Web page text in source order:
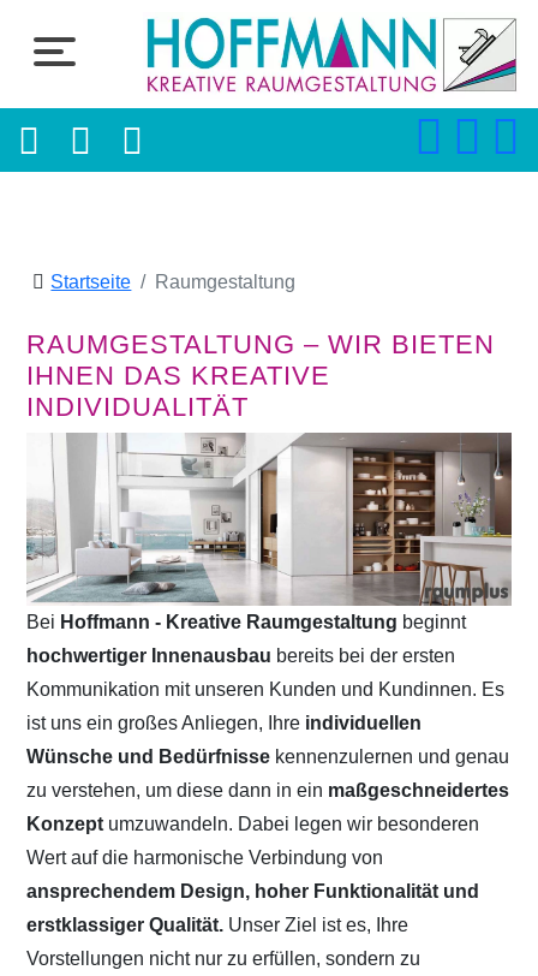
Startseite Raumgestaltung
RAUMGESTALTUNG – WIR BIETEN
IHNEN DAS KREATIVE
INDIVIDUALITÄT
Bei Hoffmann - Kreative Raumgestaltung beginnt
hochwertiger Innenausbau bereits bei der ersten
Kommunikation mit unseren Kunden und Kundinnen. Es
ist uns ein großes Anliegen, Ihre individuellen
Wünsche und Bedürfnisse kennenzulernen und genau
zu verstehen, um diese dann in ein maßgeschneidertes
Konzept umzuwandeln. Dabei legen wir besonderen
Wert auf die harmonische Verbindung von
ansprechendem Design, hoher Funktionalität und
erstklassiger Qualität. Unser Ziel ist es, Ihre
Vorstellungen nicht nur zu erfüllen, sondern zu